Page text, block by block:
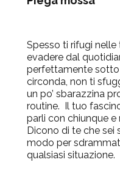
Spesso ti rifugi
evadere dal
perfettamente
circonda, non ti
un po’ sbarazzina
routine. Il tuo
parli con chiunque
Dicono di te che sei
modo per
qualsiasi situazione.